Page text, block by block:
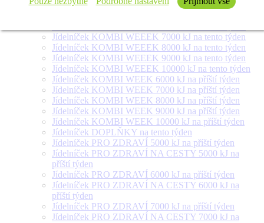
týden
Jídelníček KOMBI WEEEK 7000 kJ na tento týden
Jídelníček KOMBI WEEEK 8000 kJ na tento týden
Jídelníček KOMBI WEEEK 9000 kJ na tento týden
Jídelníček KOMBI WEEEK 10000 kJ na tento týden
Jídelníček KOMBI WEEK 6000 kJ na příští týden
Jídelníček KOMBI WEEK 7000 kJ na příští týden
Jídelníček KOMBI WEEK 8000 kJ na příští týden
Jídelníček KOMBI WEEK 9000 kJ na příští týden
Jídelníček KOMBI WEEK 10000 kJ na příští týden
Jídelníček DOPLŇKY na tento týden
Jídelníček PRO ZDRAVÍ 5000 kJ na příští týden
Jídelníček PRO ZDRAVÍ NA CESTY 5000 kJ na
příští týden
Jídelníček PRO ZDRAVÍ 6000 kJ na příští týden
Jídelníček PRO ZDRAVÍ NA CESTY 6000 kJ na
příští týden
Jídelníček PRO ZDRAVÍ 7000 kJ na příští týden
Jídelníček PRO ZDRAVÍ NA CESTY 7000 kJ na